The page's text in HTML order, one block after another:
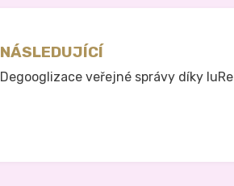
NÁSLEDUJÍCÍ
Degooglizace veřejné správy díky IuRe